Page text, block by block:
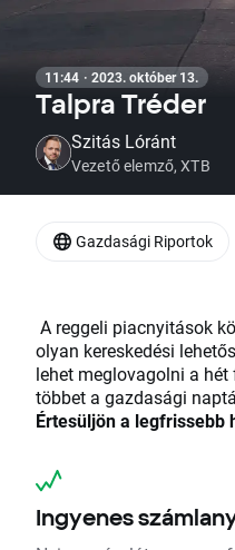
11:44 · 2023. október 13.
Talpra Tréder
Szitás Lóránt
Vezető elemző, XTB
A reggeli piacnyitások
olyan kereskedési
lehet meglovagolni a
többet a gazdasági
Értesüljön a legfrissebb
Ingyenes
Gazdasági Riportok